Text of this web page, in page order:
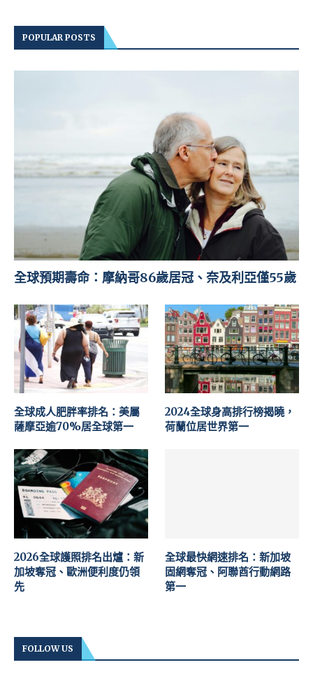
POPULAR POSTS
全球預期壽命：摩納哥86歲居冠、奈及利亞僅55歲
全球成人肥胖率排名：美屬
薩摩亞逾70%居全球第一
2024全球身高排行榜揭曉，
荷蘭位居世界第一
2026全球護照排名出爐：新
加坡奪冠、歐洲便利度仍領
先
全球最快網速排名：新加坡
固網奪冠、阿聯酋行動網路
第一
FOLLOW US